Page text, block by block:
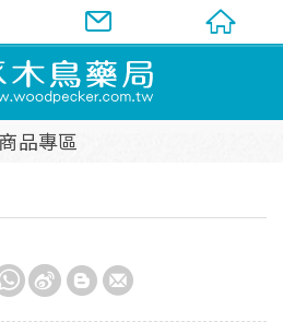
商品專區